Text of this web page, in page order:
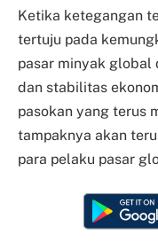
Ketika ketegangan
tertuju pada
pasar minyak global
dan stabilitas
pasokan yang terus
tampaknya akan
para pelaku pasar